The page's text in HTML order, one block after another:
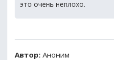
это очень неплохо.
Автор: Аноним